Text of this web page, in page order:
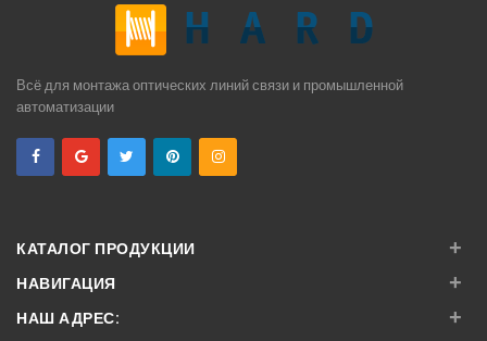
Всё для монтажа оптических линий связи и промышленной
автоматизации
КАТАЛОГ ПРОДУКЦИИ +
НАВИГАЦИЯ +
НАШ АДРЕС:
+